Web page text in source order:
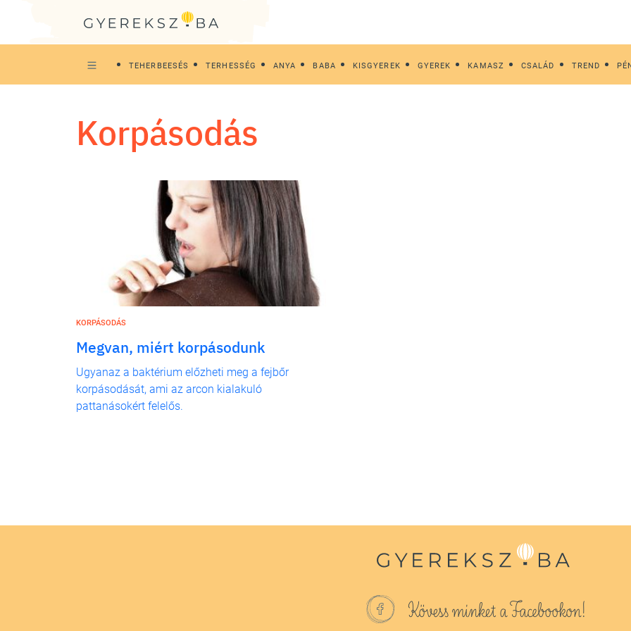
TEHERBEESÉS TERHESSÉG ANYA BABA KISGYEREK GYEREK KAMASZ CSALÁD TREND
korpásodás
KORPÁSODÁS
Megvan, miért korpásodunk
Ugyanaz a baktérium előzheti meg a fejbőr
korpásodását, ami az arcon kialakuló
pattanásokért felelős.
Kövess minket a Facebookon!